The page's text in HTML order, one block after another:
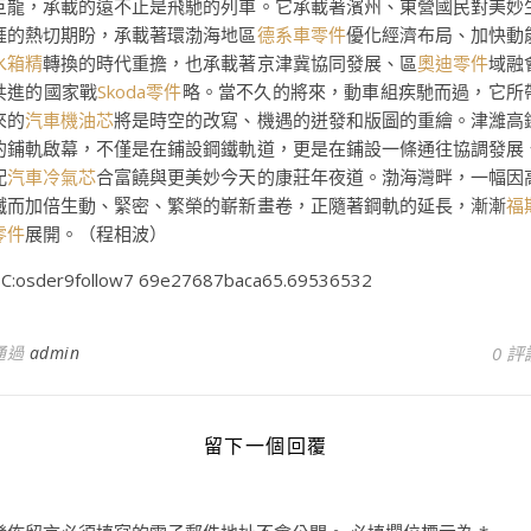
龍，承載的遠不止是飛馳的列車。它承載著濱州、東營國民對美妙
的熱切期盼，承載著環渤海地區德系車零件優化經濟布局、加快動
箱精轉換的時代重擔，也承載著京津冀協同發展、區奧迪零件域融
進的國家戰Skoda零件略。當不久的將來，動車組疾馳而過，它所
的汽車機油芯將是時空的改寫、機遇的迸發和版圖的重繪。津濰高
鋪軌啟幕，不僅是在鋪設鋼鐵軌道，更是在鋪設一條通往協調發展
汽車冷氣芯合富饒與更美妙今天的康莊年夜道。渤海灣畔，一幅因
而加倍生動、緊密、繁榮的嶄新畫卷，正隨著鋼軌的延長，漸漸福
件展開。（程相波）
69e27687baca65.69536532
過 admin 0 評
留下一個回覆